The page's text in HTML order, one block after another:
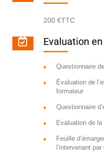
200 €TTC
Evaluation
Questionnaire
Évaluation de
formateur
Questionnaire
Evaluation de la
Feuille
l’intervenant